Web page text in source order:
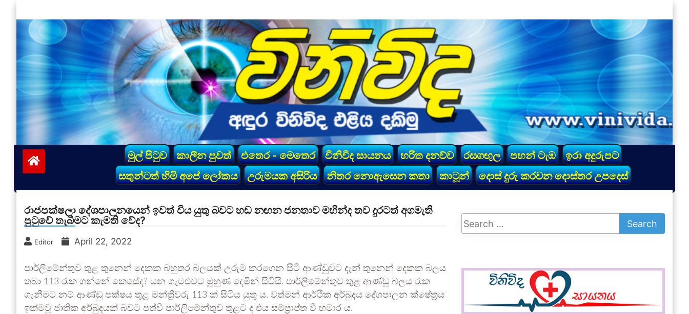
to
content
vinivida.lk
මුල් පිටුව කාලීන පුවත් එතෙර - මෙතෙර විනිවිද සායනය හරිත දනව්ව රසගඟුල පහන් ටැඹ
ඉරා අදුරුපට
සතුන්ටත් හිමි අපේ ලෝකය
උරුමයක අසිරිය නිතර නොඇසෙන කතා කාටූන් දොස් දුරු කරවන දොස්තර උපදෙස්
රාජපක්ෂලා දේශපාලනයෙන් ඉවත් විය යුතු බවට හඬ නඟන ජනතාව මහින්ද තව දුරටත් අගමැති
පුටුවේ තැබීමට කැමති වේද?
Editor April 22, 2022
පාර්ලිමේන්තුව තුළ තුනෙන් දෙකක බහුතර බලයක් උරුම කරගෙන සිටි ආණ්ඩුවට දැන් තුනෙන් දෙකක බලය
තබා 113 රැක ගන්නේ කෙසේද? යන ගැටළුවට මුහුණ දෙමින් සිටියි. පාර්ලිමේන්තුව තුළ ආණ්ඩු බලය රැක
ගැනීමට නම් ආණ්ඩු පක්ෂය තුළ මන්ත්‍රීවරු 113 ක් සිටිය යුතු ය. වත්මන් ආර්ථික අර්බුදය දේශපාලන ක්ෂේත්‍රය
ඉක්මවූ ජාතික අර්බුදයක් බවට පත්වී පාර්ලිමේන්තුව තුළට ද එය සම්ප්‍රාප්ත වී හමාර ය.